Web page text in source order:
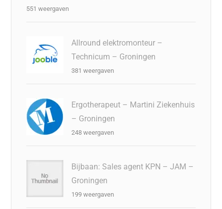
551 weergaven
Allround elektromonteur –
Technicum – Groningen
381 weergaven
Ergotherapeut – Martini Ziekenhuis
– Groningen
248 weergaven
Bijbaan: Sales agent KPN – JAM –
Groningen
199 weergaven